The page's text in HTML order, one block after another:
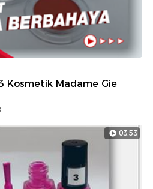
Kosmetik Madame Gie
03:53